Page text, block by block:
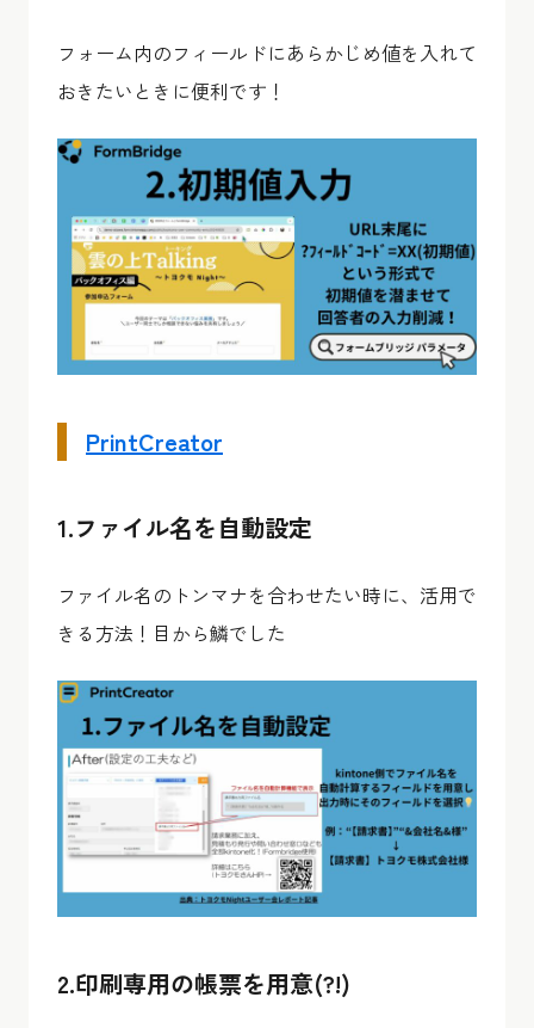
フォーム内のフィールドにあらかじめ値を入れて
おきたいときに便利です！
PrintCreator
1.ファイル名を自動設定
ファイル名のトンマナを合わせたい時に、活用で
きる方法！目から鱗でした
2.印刷専用の帳票を用意(?!)